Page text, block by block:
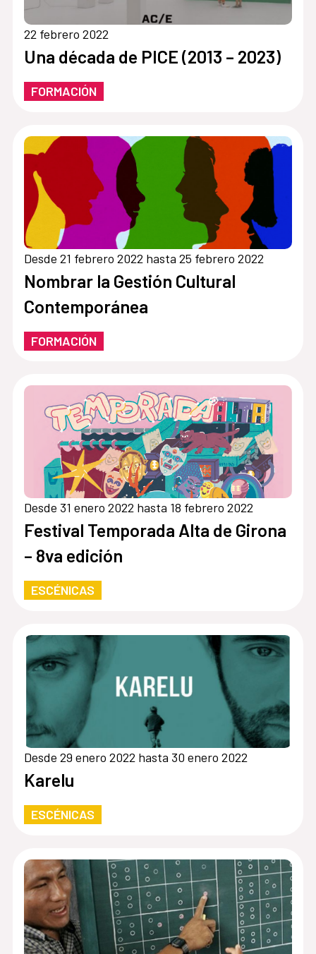
22 febrero 2022
Una década de PICE (2013 – 2023)
FORMACIÓN
Desde 21 febrero 2022 hasta 25 febrero 2022
Nombrar la Gestión Cultural
Contemporánea
FORMACIÓN
Desde 31 enero 2022 hasta 18 febrero 2022
Festival Temporada Alta de Girona
– 8va edición
ESCÉNICAS
Desde 29 enero 2022 hasta 30 enero 2022
Karelu
ESCÉNICAS